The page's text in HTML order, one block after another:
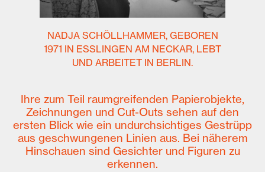
NADJA SCHÖLLHAMMER, GEBOREN
1971 IN ESSLINGEN AM NECKAR, LEBT
UND ARBEITET IN BERLIN.
Ihre zum Teil raumgreifenden Papierobjekte,
Zeichnungen und Cut-Outs sehen auf den
ersten Blick wie ein undurchsichtiges Gestrüpp
aus geschwungenen Linien aus. Bei näherem
Hinschauen sind Gesichter und Figuren zu
erkennen.